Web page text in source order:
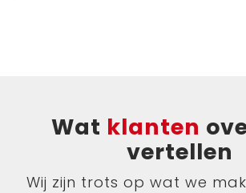
Wat klanten
vertellen
Wij zijn trots op wat we